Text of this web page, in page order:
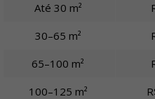
Até 30 m²
30–65 m²
65–100 m²
100–125 m²